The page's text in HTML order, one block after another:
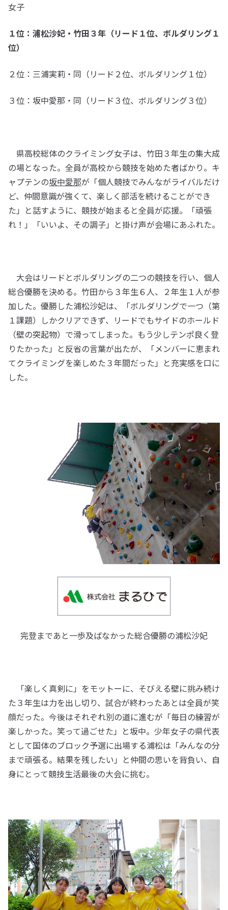
女子
１位：浦松沙妃・竹田３年（リード１位、ボルダリング１
位）
２位：三浦実莉・同（リード２位、ボルダリング１位）
３位：坂中愛那・同（リード３位、ボルダリング３位）
県高校総体のクライミング女子は、竹田３年生の集大成
の場となった。全員が高校から競技を始めた者ばかり。キ
ャプテンの坂中愛那が「個人競技でみんながライバルだけ
ど、仲間意識が強くて、楽しく部活を続けることができ
た」と話すように、競技が始まると全員が応援。「頑張
れ！」「いいよ、その調子」と掛け声が会場にあふれた。
大会はリードとボルダリングの二つの競技を行い、個人
総合優勝を決める。竹田から３年生６人、２年生１人が参
加した。優勝した浦松沙妃は、「ボルダリングで一つ（第
１課題）しかクリアできず、リードでもサイドのホールド
（壁の突起物）で滑ってしまった。もう少しテンポ良く登
りたかった」と反省の言葉が出たが、「メンバーに恵まれ
てクライミングを楽しめた３年間だった」と充実感を口に
した。
完登まであと一歩及ばなかった総合優勝の浦松沙妃
「楽しく真剣に」をモットーに、そびえる壁に挑み続け
た３年生は力を出し切り、試合が終わったあとは全員が笑
顔だった。今後はそれぞれ別の道に進むが「毎日の練習が
楽しかった。笑って過ごせた」と坂中。少年女子の県代表
として国体のブロック予選に出場する浦松は「みんなの分
まで頑張る。結果を残したい」と仲間の思いを背負い、自
身にとって競技生活最後の大会に挑む。